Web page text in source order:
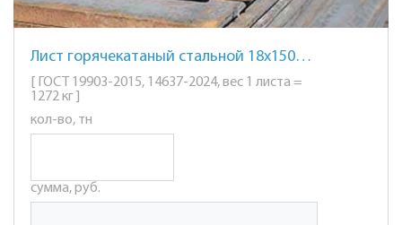
Лист горячекатаный стальной 18х1500х6000мм. ст. 3
[ ГОСТ 19903-2015, 14637-2024, вес 1 листа =
1272 кг ]
кол-во, тн
сумма, руб.